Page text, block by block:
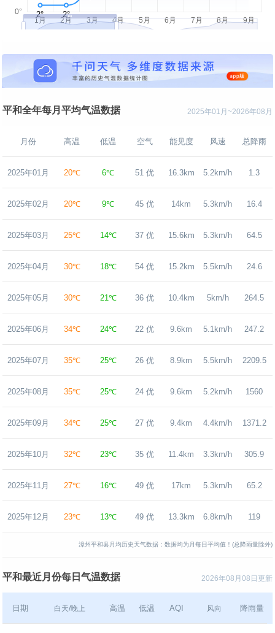
2025年01月~2026年08月
平和全年每月平均气温数据
月份 高温 低温 空气 能见度 风速 总降雨
2025年01月 20℃ 6℃ 51 优 16.3km 5.2km/h 1.3
2025年02月 20℃ 9℃ 45 优 14km 5.3km/h 16.4
2025年03月 25℃ 14℃ 37 优 15.6km 5.3km/h 64.5
2025年04月 30℃ 18℃ 54 优 15.2km 5.5km/h 24.6
2025年05月 30℃ 21℃ 36 优 10.4km 5km/h 264.5
2025年06月 34℃ 24℃ 22 优 9.6km 5.1km/h 247.2
2025年07月 35℃ 25℃ 26 优 8.9km 5.5km/h 2209.5
2025年08月 35℃ 25℃ 24 优 9.6km 5.2km/h 1560
2025年09月 34℃ 25℃ 27 优 9.4km 4.4km/h 1371.2
2025年10月 32℃ 23℃ 35 优 11.4km 3.3km/h 305.9
2025年11月 27℃ 16℃ 49 优 17km 5.3km/h 65.2
2025年12月 23℃ 13℃ 49 优 13.3km 6.8km/h 119
漳州平和县月均历史天气数据：数据均为月每日平均值！(总降雨量除外)
2026年08月08日更新
平和最近月份每日气温数据
日期 白天/晚上 高温 低温 AQI 风向 降雨量